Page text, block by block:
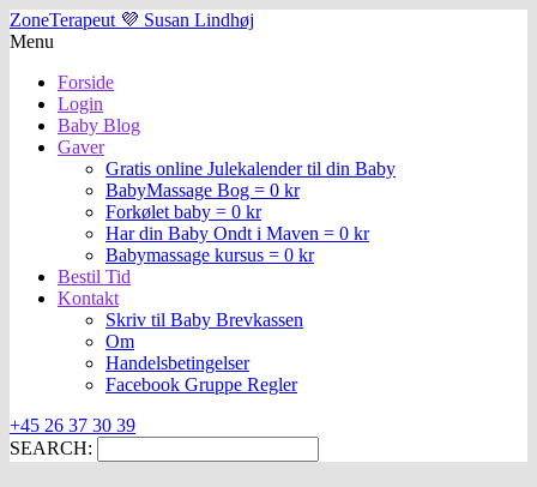
ZoneTerapeut 💜 Susan Lindhøj
Menu
Forside
Login
Baby Blog
Gaver
Gratis online Julekalender til din Baby
BabyMassage Bog = 0 kr
Forkølet baby = 0 kr
Har din Baby Ondt i Maven = 0 kr
Babymassage kursus = 0 kr
Bestil Tid
Kontakt
Skriv til Baby Brevkassen
Om
Handelsbetingelser
Facebook Gruppe Regler
+45 26 37 30 39
SEARCH: